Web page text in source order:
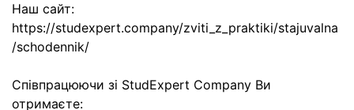
Наш сайт:
https://studexpert.company/zviti_z_praktiki/stajuvalna
/schodennik/
Співпрацюючи зі StudExpert Company Ви
отримаєте: